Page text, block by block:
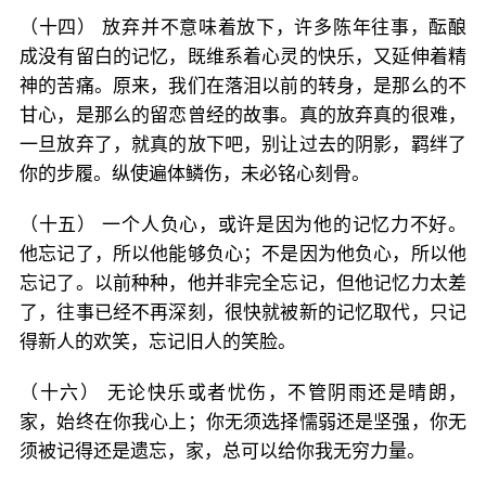
（十四） 放弃并不意味着放下，许多陈年往事，酝酿
成没有留白的记忆，既维系着心灵的快乐，又延伸着精
神的苦痛。原来，我们在落泪以前的转身，是那么的不
甘心，是那么的留恋曾经的故事。真的放弃真的很难，
一旦放弃了，就真的放下吧，别让过去的阴影，羁绊了
你的步履。纵使遍体鳞伤，未必铭心刻骨。
（十五） 一个人负心，或许是因为他的记忆力不好。
他忘记了，所以他能够负心；不是因为他负心，所以他
忘记了。以前种种，他并非完全忘记，但他记忆力太差
了，往事已经不再深刻，很快就被新的记忆取代，只记
得新人的欢笑，忘记旧人的笑脸。
（十六） 无论快乐或者忧伤，不管阴雨还是晴朗，
家，始终在你我心上；你无须选择懦弱还是坚强，你无
须被记得还是遗忘，家，总可以给你我无穷力量。